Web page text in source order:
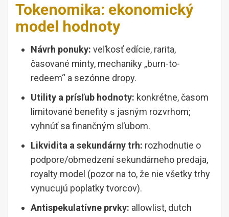
Tokenomika: ekonomický
model hodnoty
Návrh ponuky: veľkosť edície, rarita,
časované minty, mechaniky „burn-to-
redeem“ a sezónne dropy.
Utility a prísľub hodnoty: konkrétne, časom
limitované benefity s jasným rozvrhom;
vyhnúť sa finančným sľubom.
Likvidita a sekundárny trh: rozhodnutie o
podpore/obmedzení sekundárneho predaja,
royalty model (pozor na to, že nie všetky trhy
vynucujú poplatky tvorcov).
Antispekulatívne prvky: allowlist, dutch